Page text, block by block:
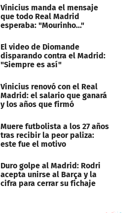
Vinicius manda el mensaje
que todo Real Madrid
esperaba: "Mourinho..."
El video de Diomande
disparando contra el Madrid:
"Siempre es así"
Vinicius renovó con el Real
Madrid: el salario que ganará
y los años que firmó
Muere futbolista a los 27 años
tras recibir la peor paliza:
este fue el motivo
Duro golpe al Madrid: Rodri
acepta unirse al Barça y la
cifra para cerrar su fichaje